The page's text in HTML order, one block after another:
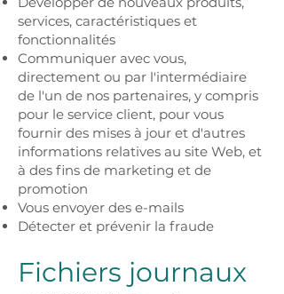
services, caractéristiques et
fonctionnalités
Communiquer avec vous,
directement ou par l'intermédiaire
de l'un de nos partenaires, y compris
pour le service client, pour vous
fournir des mises à jour et d'autres
informations relatives au site Web, et
à des fins de marketing et de
promotion
Vous envoyer des e-mails
Détecter et prévenir la fraude
Fichiers journaux